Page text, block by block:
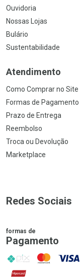
Ouvidoria
Nossas Lojas
Bulário
Sustentabilidade
Atendimento
Como Comprar no Site
Formas de Pagamento
Prazo de Entrega
Reembolso
Troca ou Devolução
Marketplace
Redes Sociais
formas de
Pagamento
PIX MasterCard
VISA
Hipercard